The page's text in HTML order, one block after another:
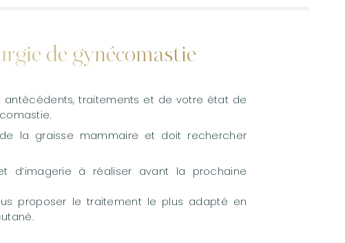
de gynécomastie
traitements et de votre état de
la graisse mammaire et doit rechercher
d’imagerie à réaliser avant la prochaine
proposer le traitement le plus adapté en